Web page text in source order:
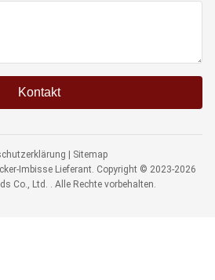
Kontakt
| Sitemap
Imbisse Lieferant. Copyright © 2023-2026
Co., Ltd. . Alle Rechte vorbehalten.